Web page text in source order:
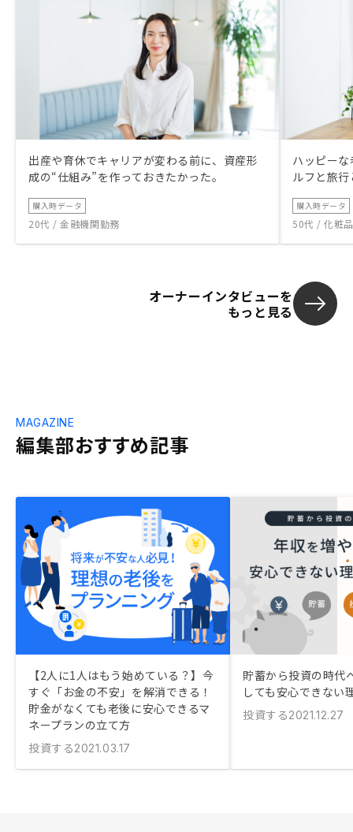
出産や育休でキャリアが変わる前に、資産形
成の“仕組み”を作っておきたかった。
購入時データ
20代 / 金融機関勤務
ハッピー
ルフと旅
購入時データ
50代 / 化粧
オーナーインタビューを
もっと見る
編集部おすすめ記事
MAGAZINE
【2人に1人はもう始めている？】今
すぐ「お金の不安」を解消できる！
貯金がなくても老後に安心できるマ
ネープランの立て方
投資する2021.03.17
貯蓄から投資の時代
しても安心できない
投資する2021.12.27